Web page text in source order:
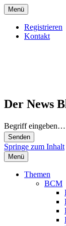
Menü
Registrieren
Kontakt
Der News
Begriff eingeben…
Springe zum Inhalt
Menü
Themen
BCM